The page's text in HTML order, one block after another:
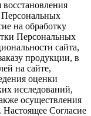
восстановления
на обработку
Персональных
сайта,
продукции, в
на сайте,
оценки
исследований,
осуществления
Настоящее Согласие